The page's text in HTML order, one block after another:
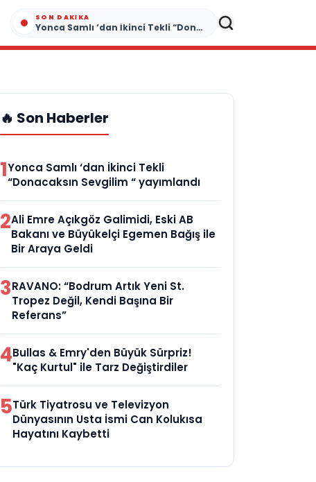
SON DAKIKA
Yonca Samlı ‘dan İkinci Tekli “Donacaksın Sevgilim “ yayımlandı
🔥 Son Haberler
1Yonca Samlı ‘dan İkinci Tekli
“Donacaksın Sevgilim “ yayımlandı
2Ali Emre Açıkgöz Galimidi, Eski AB
Bakanı ve Büyükelçi Egemen Bağış ile
Bir Araya Geldi
3RAVANO: “Bodrum Artık Yeni St.
Tropez Değil, Kendi Başına Bir
Referans”
4Bullas & Emry'den Büyük Sürpriz!
"Kaç Kurtul" ile Tarz Değiştirdiler
5Türk Tiyatrosu ve Televizyon
Dünyasının Usta İsmi Can Kolukısa
Hayatını Kaybetti